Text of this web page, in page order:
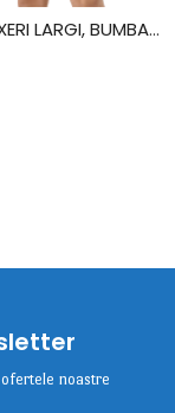
SET 6 BOXERI LARGI, BUMBAC, VIVALDI, ALB
noastre